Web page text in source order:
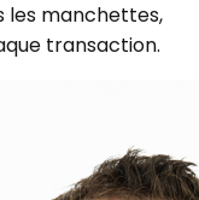
les manchettes,
transaction.